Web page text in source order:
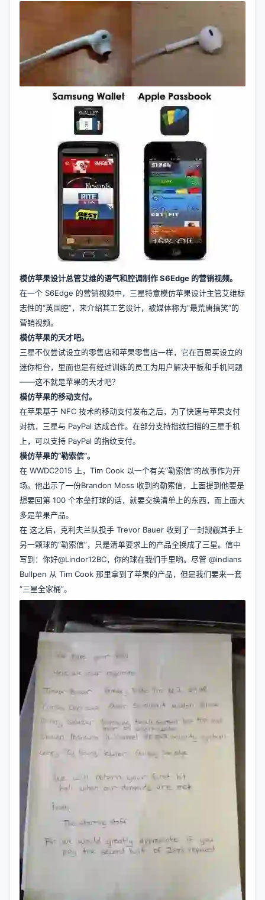
模仿苹果设计总管艾维的语气和腔调制作 S6Edge 的营销视频。
在一个 S6Edge 的营销视频中，三星特意模仿苹果设计主管艾维标
志性的“英国腔”，来介绍其工艺设计，被媒体称为“最荒唐搞笑”的
营销视频。
模仿苹果的天才吧。
三星不仅尝试设立的零售店和苹果零售店一样，它在百思买设立的
迷你柜台，里面也是有经过训练的员工为用户解决平板和手机问题
——这不就是苹果的天才吧？
模仿苹果的移动支付。
在苹果基于 NFC 技术的移动支付发布之后，为了快速与苹果支付
对抗，三星与 PayPal 达成合作。在部分支持指纹扫描的三星手机
上，可以支持 PayPal 的指纹支付。
模仿苹果的“勒索信”。
在 WWDC2015 上，Tim Cook 以一个有关“勒索信”的故事作为开
场。他出示了一份Brandon Moss 收到的勒索信，上面提到他要是
想要回第 100 个本垒打球的话，就要交换清单上的东西，而上面大
多是苹果产品。
在 这之后，克利夫兰队投手 Trevor Bauer 收到了一封觊觎其手上
另一颗球的“勒索信”，只是清单要求上的产品全换成了三星。信中
写到：你好@Lindor12BC，你的球在我们手里哟。尽管 @indians
Bullpen 从 Tim Cook 那里拿到了苹果的产品，但是我们要来一套
“三星全家桶”。